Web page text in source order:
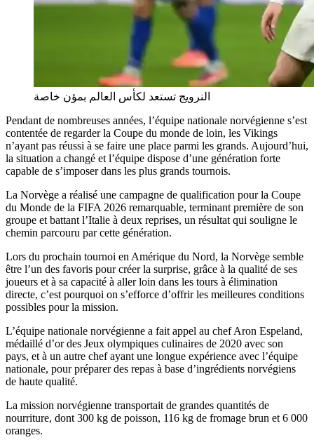
النرويج تستعد لكأس العالم بمؤن خاصة
Pendant de nombreuses années, l’équipe nationale norvégienne s’est
contentée de regarder la Coupe du monde de loin, les Vikings
n’ayant pas réussi à se faire une place parmi les grands. Aujourd’hui,
la situation a changé et l’équipe dispose d’une génération forte
capable de s’imposer dans les plus grands tournois.
La Norvège a réalisé une campagne de qualification pour la Coupe
du Monde de la FIFA 2026 remarquable, terminant première de son
groupe et battant l’Italie à deux reprises, un résultat qui souligne le
chemin parcouru par cette génération.
Lors du prochain tournoi en Amérique du Nord, la Norvège semble
être l’un des favoris pour créer la surprise, grâce à la qualité de ses
joueurs et à sa capacité à aller loin dans les tours à élimination
directe, c’est pourquoi on s’efforce d’offrir les meilleures conditions
possibles pour la mission.
L’équipe nationale norvégienne a fait appel au chef Aron Espeland,
médaillé d’or des Jeux olympiques culinaires de 2020 avec son
pays, et à un autre chef ayant une longue expérience avec l’équipe
nationale, pour préparer des repas à base d’ingrédients norvégiens
de haute qualité.
La mission norvégienne transportait de grandes quantités de
nourriture, dont 300 kg de poisson, 116 kg de fromage brun et 6 000
oranges.